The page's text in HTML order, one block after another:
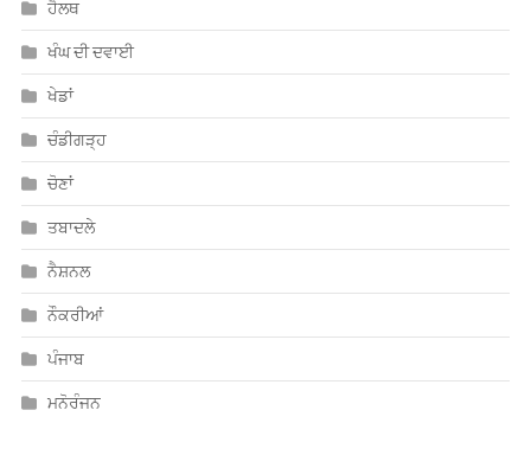
ਖੰਘ ਦੀ ਦਵਾਈ
ਖੇਡਾਂ
ਚੰਡੀਗੜ੍ਹ
ਚੋਣਾਂ
ਤਬਾਦਲੇ
ਨੈਸ਼ਨਲ
ਨੌਕਰੀਆਂ
ਪੰਜਾਬ
ਮਨੋਰੰਜਨ